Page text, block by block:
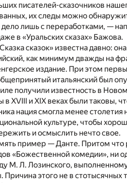
писателей-сказочников
их следы можно
лишь с переработками, —
в «Уральских сказах» Бажова.
сказок» известна давно:
как минимум дважды на
издание. При этом
итальянский был
получили известность в
в XVIII и XIX веках были таковы,
нация смогла менее
культуре, чтобы
и осмыслить нечто свое.
пример — Данте. Притом что
«Божественной комедии», ни
М. Л. Лозинского,
этого не в стотысячных